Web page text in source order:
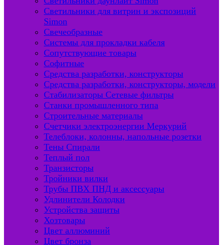
Светильники для витрин и экспозиций
Simon
Свечеобразные
Системы для прокладки кабеля
Сопутствующие товары
Софитные
Средства разработки, конструкторы
Средства разработки, конструкторы, модели
Стабилизаторы Сетевые фильтры
Станки промышленного типа
Строительные материалы
Счетчики электроэнергии Меркурий
Телеблоки, колонны, напольные розетки
Тены Спирали
Теплый пол
Транзисторы
Тройники вилки
Трубы ПВХ ПНД и аксессуары
Удлинители Колодки
Устройства защиты
Хозтовары
Цвет аллюминий
Цвет бронза